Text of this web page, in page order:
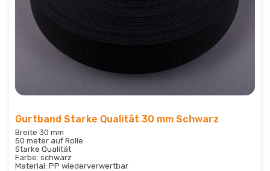
Gurtband Starke Qualität 30 mm Schwarz
Breite 30 mm
50 meter auf Rolle
Starke Qualität
Farbe: schwarz
Material: PP wiederverwertbar